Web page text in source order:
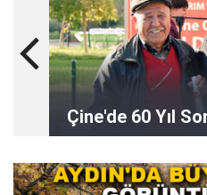
Çine'de 60 Yıl